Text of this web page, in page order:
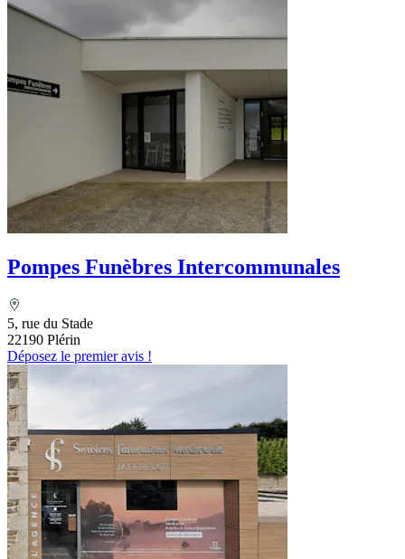
Pompes Funèbres Intercommunales
5, rue du Stade
22190 Plérin
Déposez le premier avis !